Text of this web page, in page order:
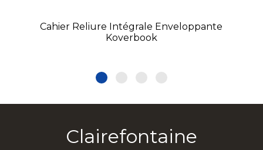
Cahier Reliure Intégrale Enveloppante
Koverbook
Clairefontaine